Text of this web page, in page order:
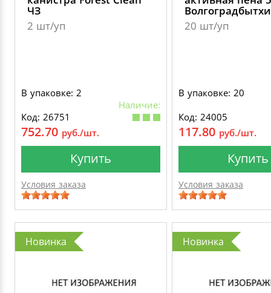
ЧЗ
2 шт/уп
В упаковке: 2
Наличие:
Код: 26751
752.70 руб./шт.
Купить
Условия заказа
20 шт/уп
В упаковке: 20
Код: 24005
117.80 руб./шт.
Купить
Условия заказа
Новинка Новинка